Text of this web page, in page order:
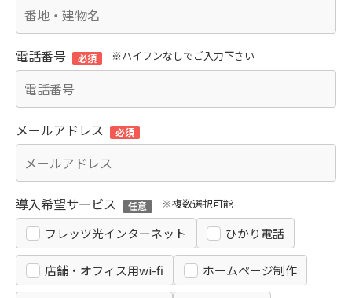
電話番号 必須 ※ハイフンなしでご入力下さい
メールアドレス 必須
導入希望サービス 任意 ※複数選択可能
フレッツ光インターネット ひかり電話
店舗・オフィス用wi-fi ホームページ制作